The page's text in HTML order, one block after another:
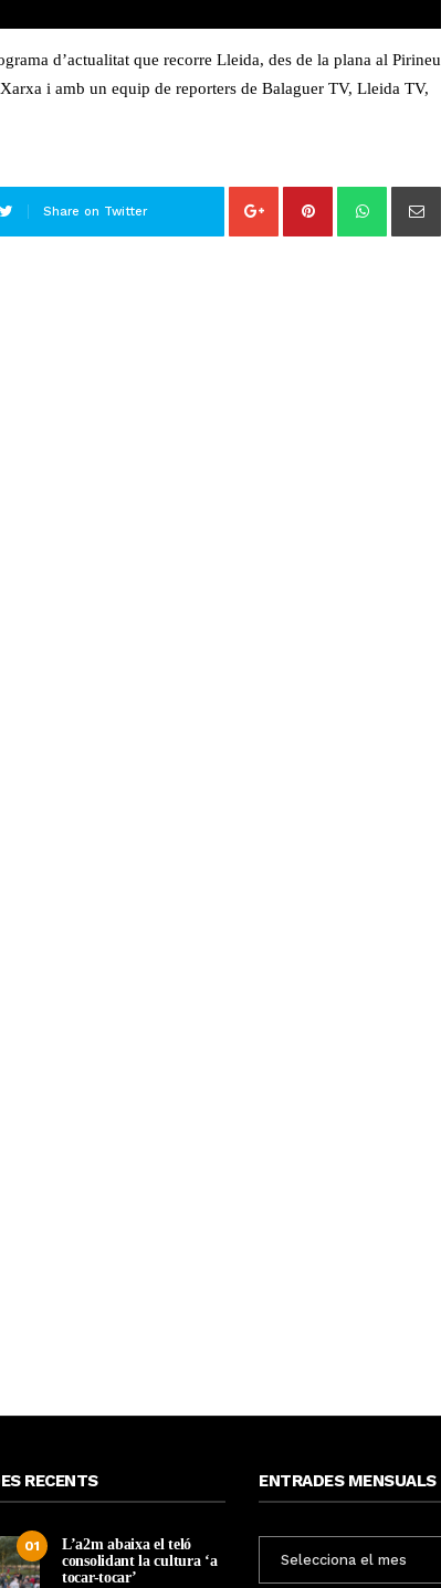
d’actualitat que recorre Lleida, des de la plana al Pirineu
i amb un equip de reporters de Balaguer TV, Lleida TV,
Share on Twitter
RECENTS
01
L’a2m abaixa el teló
consolidant la cultura ‘a
tocar-tocar’
ENTRADES MENSUALS
MENSUALS